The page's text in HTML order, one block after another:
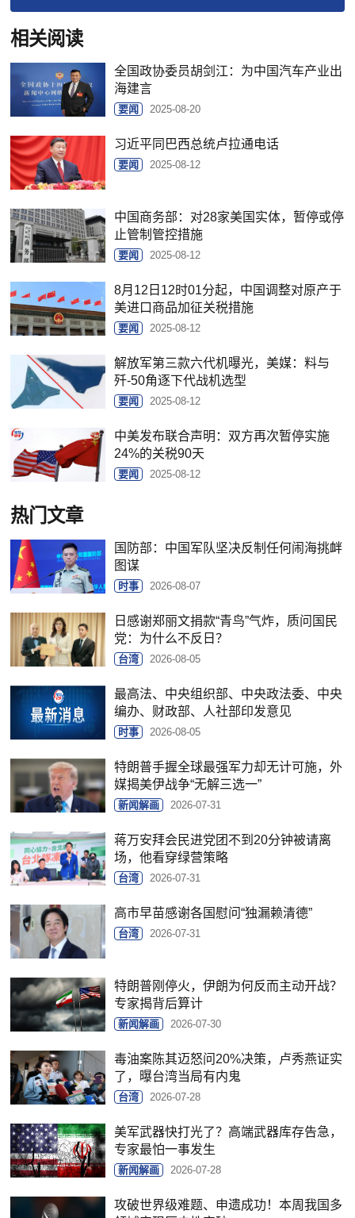
相关阅读
全国政协委员胡剑江：为中国汽车产业出
海建言
要闻 2025-08-20
习近平同巴西总统卢拉通电话
要闻 2025-08-12
中国商务部：对28家美国实体，暂停或停
止管制管控措施
要闻 2025-08-12
8月12日12时01分起，中国调整对原产于
美进口商品加征关税措施
要闻 2025-08-12
解放军第三款六代机曝光，美媒：料与
歼-50角逐下代战机选型
要闻 2025-08-12
中美发布联合声明：双方再次暂停实施
24%的关税90天
要闻 2025-08-12
热门文章
国防部：中国军队坚决反制任何闹海挑衅
图谋
时事 2026-08-07
日感谢郑丽文捐款“青鸟”气炸，质问国民
党：为什么不反日？
台湾 2026-08-05
最高法、中央组织部、中央政法委、中央
编办、财政部、人社部印发意见
时事 2026-08-05
特朗普手握全球最强军力却无计可施，外
媒揭美伊战争“无解三选一”
新闻解画 2026-07-31
蒋万安拜会民进党团不到20分钟被请离
场，他看穿绿营策略
台湾 2026-07-31
高市早苗感谢各国慰问“独漏赖清德”
台湾 2026-07-31
特朗普刚停火，伊朗为何反而主动开战？
专家揭背后算计
新闻解画 2026-07-30
毒油案陈其迈怒问20%决策，卢秀燕证实
了，曝台湾当局有内鬼
台湾 2026-07-28
美军武器快打光了？高端武器库存告急，
专家最怕一事发生
新闻解画 2026-07-28
攻破世界级难题、申遗成功！本周我国多